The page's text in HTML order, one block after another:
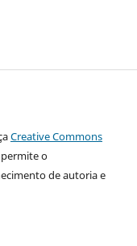
Creative Commons
o
de autoria e